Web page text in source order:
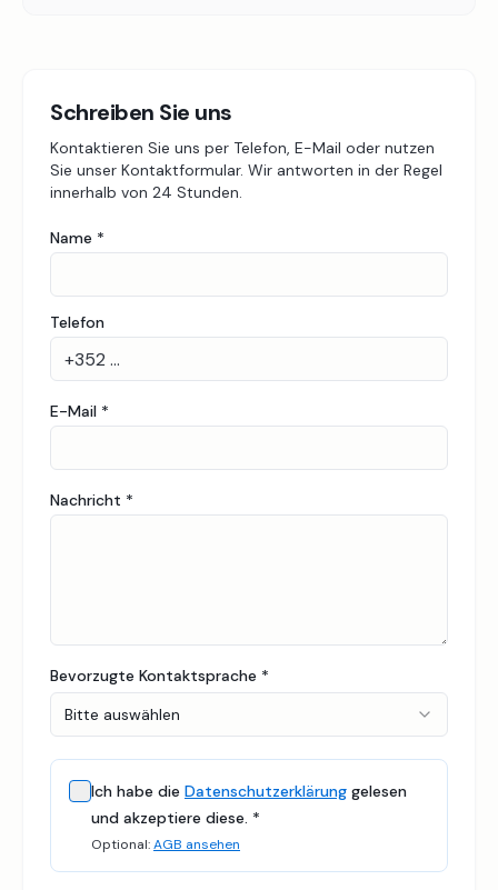
Schreiben Sie uns
Kontaktieren Sie uns per Telefon, E-Mail oder nutzen
Sie unser Kontaktformular. Wir antworten in der Regel
innerhalb von 24 Stunden.
Name *
Telefon
E-Mail *
Nachricht *
Bevorzugte Kontaktsprache *
Bitte auswählen
Ich habe die Datenschutzerklärung gelesen
und akzeptiere diese. *
Optional:AGB ansehen